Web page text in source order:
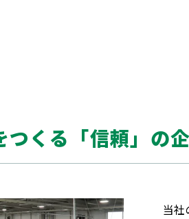
つくる「信頼」の
当社